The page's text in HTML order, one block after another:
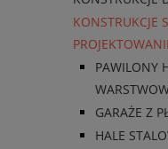
KONSTRUKCJE
PAWILONY
GARAŻE Z
HALE